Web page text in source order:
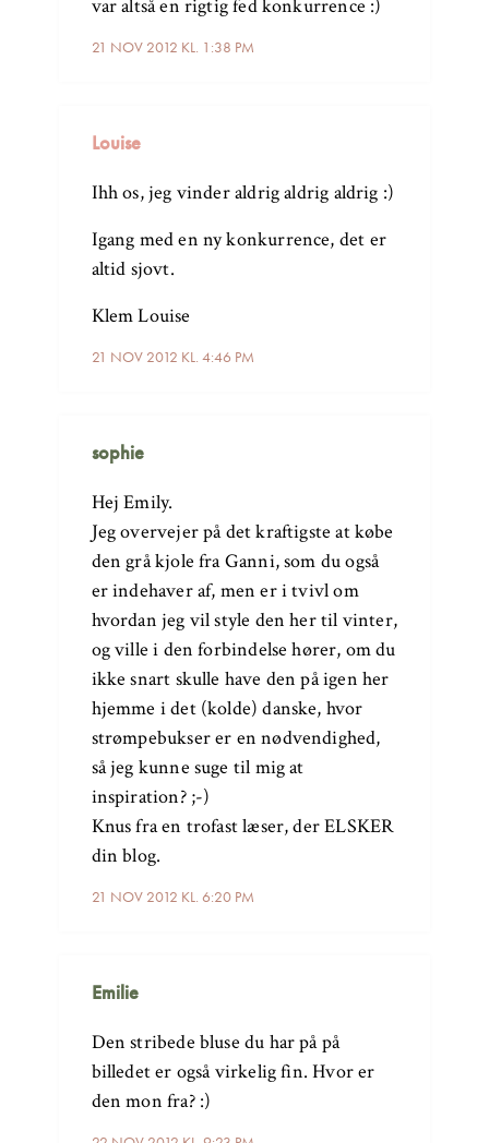
21 NOV 2012 KL. 1:38 PM
var altså en rigtig fed konkurrence :)
Louise
21 NOV 2012 KL. 4:46 PM
Ihh os, jeg vinder aldrig aldrig aldrig :)
Igang med en ny konkurrence, det er
altid sjovt.
Klem Louise
sophie
21 NOV 2012 KL. 6:20 PM
Hej Emily.
Jeg overvejer på det kraftigste at købe
den grå kjole fra Ganni, som du også
er indehaver af, men er i tvivl om
hvordan jeg vil style den her til vinter,
og ville i den forbindelse hører, om du
ikke snart skulle have den på igen her
hjemme i det (kolde) danske, hvor
strømpebukser er en nødvendighed,
så jeg kunne suge til mig at
inspiration? ;-)
Knus fra en trofast læser, der ELSKER
din blog.
Emilie
Den stribede bluse du har på på
billedet er også virkelig fin. Hvor er
den mon fra? :)